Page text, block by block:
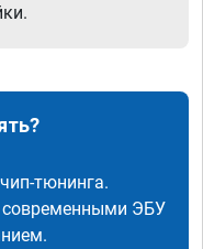
тюнинга.
современными ЭБУ